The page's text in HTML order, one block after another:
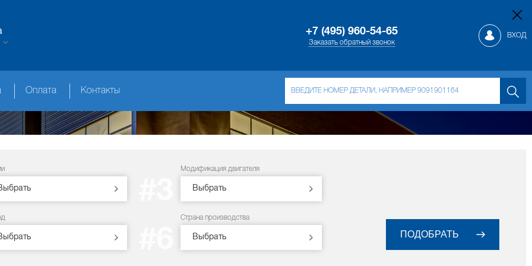
+7 (495) 960-54-65
Заказать обратный звонок
ВХОД
Оплата Контакты
Модификация двигателя
Выбрать
Страна производства
Выбрать ПОДОБРАТЬ